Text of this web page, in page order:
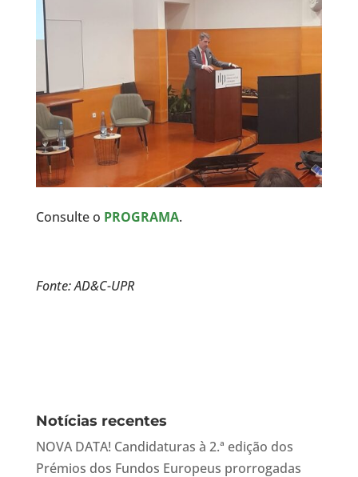
Consulte o PROGRAMA.
Fonte: AD&C-UPR
Notícias recentes
NOVA DATA! Candidaturas à 2.ª edição dos
Prémios dos Fundos Europeus prorrogadas